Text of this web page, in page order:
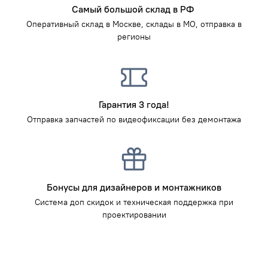
Самый большой склад в РФ
Оперативный склад в Москве, склады в МО, отправка в
регионы
Гарантия 3 года!
Отправка запчастей по видеофиксации без демонтажа
Бонусы для дизайнеров и монтажников
Система доп скидок и техническая поддержка при
проектировании